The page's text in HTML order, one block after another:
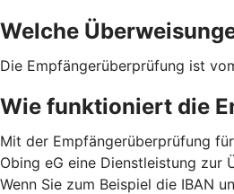
Welche
Die Empfängerüberprüfung ist
Wie funktioniert die
Mit der Empfängerüberprüfung
Obing eG eine Dienstleistung zur
Wenn Sie zum Beispiel die IBAN